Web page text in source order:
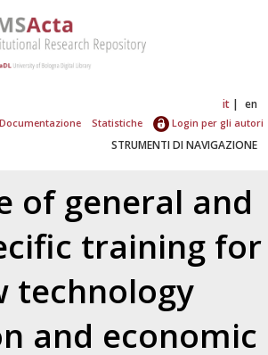
it en
Statistiche Login per gli autori
STRUMENTI DI NAVIGAZIONE
of general and
training for
technology
and economic